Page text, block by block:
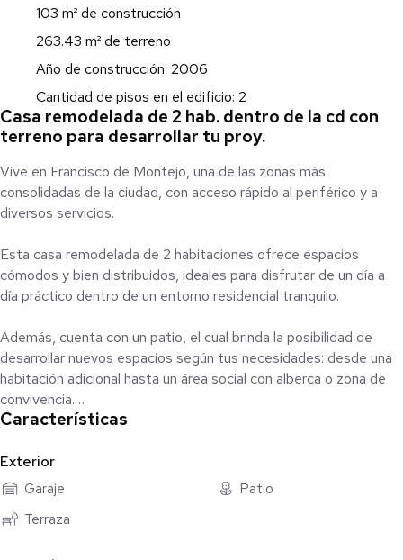
103 m² de construcción
263.43 m² de terreno
Año de construcción: 2006
Cantidad de pisos en el edificio: 2
Casa remodelada de 2 hab. dentro de la cd con
terreno para desarrollar tu proy.
Vive en Francisco de Montejo, una de las zonas más
consolidadas de la ciudad, con acceso rápido al periférico y a
diversos servicios.
Esta casa remodelada de 2 habitaciones ofrece espacios
cómodos y bien distribuidos, ideales para disfrutar de un día a
día práctico dentro de un entorno residencial tranquilo.
Además, cuenta con un patio, el cual brinda la posibilidad de
desarrollar nuevos espacios según tus necesidades: desde una
habitación adicional hasta un área social con alberca o zona de
convivencia.
consolidada, con cercanía a comercios, escuelas, gimnasios y
servicios que facilitan la vida diaria.
Agenda tu visita y conoce esta opción lista para habitar.
Características
Exterior
Garaje
Patio
Terraza